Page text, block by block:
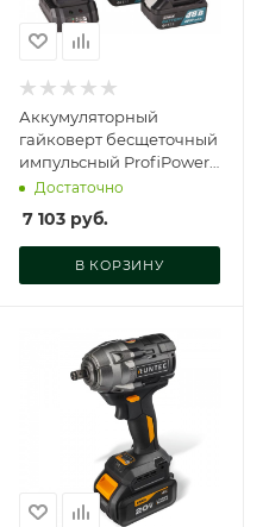
Аккумуляторный
гайковерт бесщеточный
импульсный ProfiPower
MKDTW-18B (Li-ion-2шт,
4.0Ач, 330Нм, E0081
Достаточно
7 103руб.
В КОРЗИНУ